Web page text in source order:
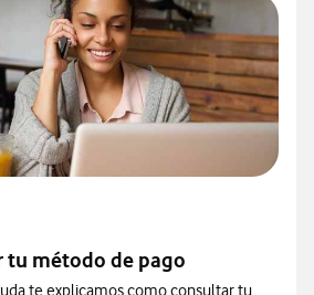
tu método de pago
te explicamos como consultar tu